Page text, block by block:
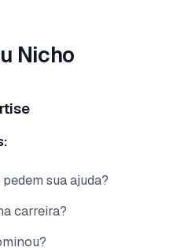
Nicho
sua ajuda?
carreira?